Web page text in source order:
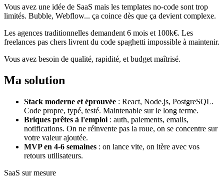
Vous avez une idée de SaaS mais les templates no-code sont trop
limités. Bubble, Webflow... ça coince dès que ça devient complexe.
Les agences traditionnelles demandent 6 mois et 100k€. Les
freelances pas chers livrent du code spaghetti impossible à maintenir.
Vous avez besoin de qualité, rapidité, et budget maîtrisé.
Ma solution
Stack moderne et éprouvée : React, Node.js, PostgreSQL.
Code propre, typé, testé. Maintenable sur le long terme.
Briques prêtes à l'emploi : auth, paiements, emails,
notifications. On ne réinvente pas la roue, on se concentre sur
votre valeur ajoutée.
MVP en 4-6 semaines : on lance vite, on itère avec vos
retours utilisateurs.
SaaS sur mesure